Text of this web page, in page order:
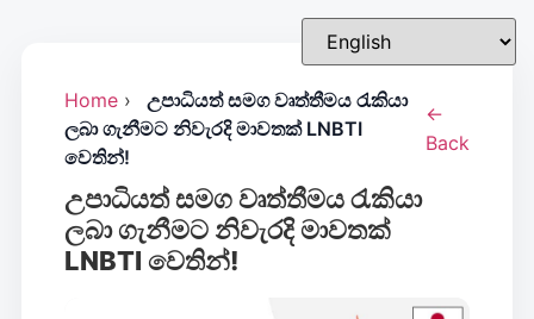
Home ›
උපාධියත් සමග වෘත්තීමය රැකියා
ලබා ගැනීමට නිවැරදි මාවතක් LNBTI
වෙතින්!
←
Back
උපාධියත් සමග වෘත්තීමය රැකියා
ලබා ගැනීමට නිවැරදි මාවතක්
LNBTI වෙතින්!